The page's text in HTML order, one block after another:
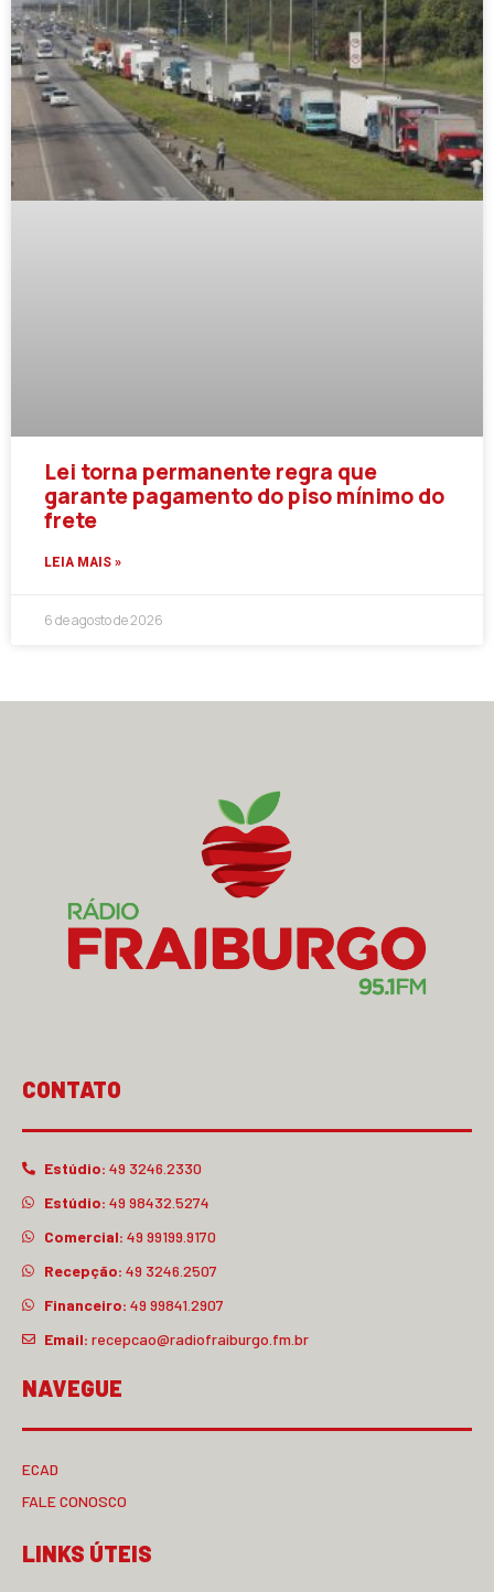
Lei torna permanente regra que
garante pagamento do piso mínimo do
frete
LEIA MAIS »
6 de agosto de 2026
CONTATO
Estúdio: 49 3246.2330
Estúdio: 49 98432.5274
Comercial: 49 99199.9170
Recepção: 49 3246.2507
Financeiro: 49 99841.2907
Email: recepcao@radiofraiburgo.fm.br
NAVEGUE
ECAD
FALE CONOSCO
LINKS ÚTEIS